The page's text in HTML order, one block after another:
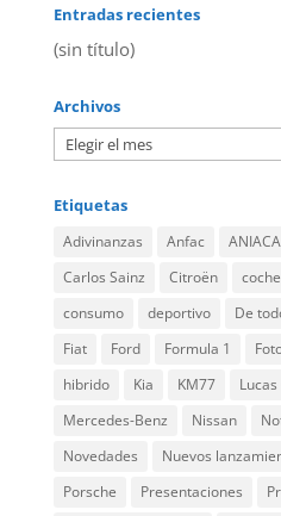
Entradas recientes
(sin título)
Archivos
Etiquetas
Adivinanzas Anfac
Carlos Sainz
Citroën
consumo
deportivo De
Fiat
Ford Formula 1
hibrido
Kia KM77
Mercedes-Benz
Nissan
Novedades
Nuevos
Porsche
Presentaciones